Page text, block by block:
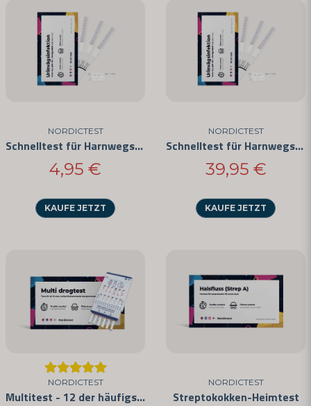
NORDICTEST
Schnelltest für Harnwegsinfektionen
4,95 €
KAUFE JETZT
NORDICTEST
Schnelltest für Harnwegsinfektionen (25er-Pack)
39,95 €
KAUFE JETZT
NORDICTEST
Multitest - 12 der häufigsten Drogen
NORDICTEST
Streptokokken-Heimtest
email
E-Mail-Adresse